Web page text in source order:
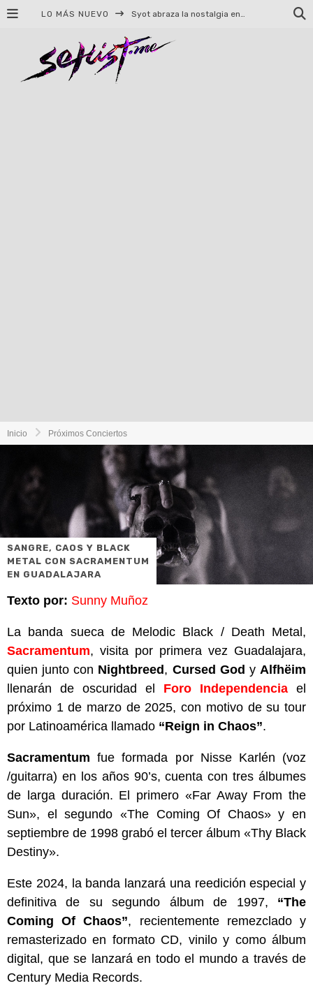
LO MÁS NUEVO
Inicio Próximos Conciertos
SANGRE, CAOS Y BLACK
METAL CON SACRAMENTUM
EN GUADALAJARA
Texto por: Sunny Muñoz
La banda sueca de Melodic Black / Death Metal,
Sacramentum, visita por primera vez Guadalajara,
quien junto con Nightbreed , Cursed God yAlfhëim
llenarán de oscuridad el Foro Independencia el
próximo 1 de marzo de 2025, con motivo de su tour
por Latinoamérica llamado “Reign in Chaos”.
Sacramentum fue formada por Nisse Karlén (voz
/guitarra) en los años 90’s, cuenta con tres álbumes
de larga duración. El primero «Far Away From the
Sun», el segundo «The Coming Of Chaos» y en
septiembre de 1998 grabó el tercer álbum «Thy Black
Destiny».
Este 2024, la banda lanzará una reedición especial y
definitiva de su segundo álbum de 1997, “The
Coming Of Chaos”, recientemente remezclado y
remasterizado en formato CD, vinilo y como álbum
digital, que se lanzará en todo el mundo a través de
Century Media Records.